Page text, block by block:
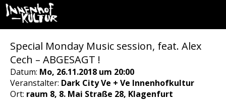
Special Monday Music session, feat. Alex
Cech – ABGESAGT !
Datum: Mo, 26.11.2018 um 20:00
Veranstalter: Dark City Ve + Ve Innenhofkultur
Ort: raum 8, 8. Mai Straße 28, Klagenfurt